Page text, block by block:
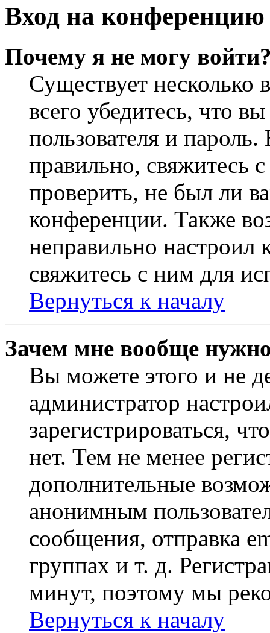
Вход на конференцию
Почему я не могу
Существует
всего убедитесь, что
пользователя и
правильно, свяжитесь
проверить, не был ли
конференции. Также
неправильно
свяжитесь с ним для
Вернуться к началу
Зачем мне вообще
Вы можете этого и не
администратор
зарегистрироваться,
нет. Тем не менее
дополнительные
анонимным
сообщения, отправка
группах и т. д.
минут, поэтому мы
Вернуться к началу